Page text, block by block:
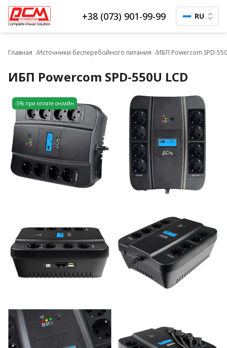
+38 (073) 901-99-99 RU
Главная Источники бесперебойного питания ИБП Powercom SPD-
ИБП Powercom SPD-550U LCD
-5% при оплате онлайн